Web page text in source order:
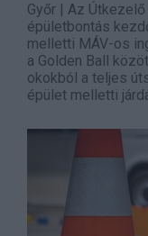
Győr | Az
épületbontás
melletti MÁV-os
a Golden Ball
okokból a teljes
épület melletti